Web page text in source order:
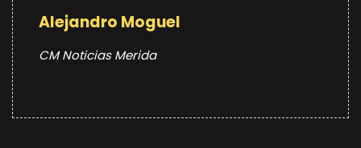
Alejandro Moguel
CM Noticias Merida